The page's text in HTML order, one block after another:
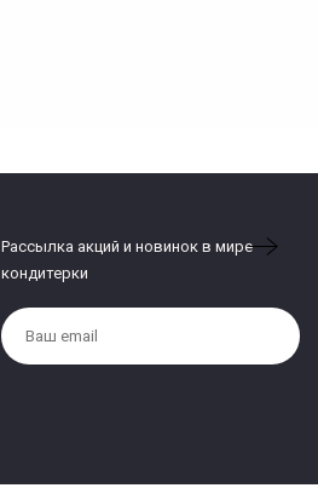
Рассылка акций и новинок в мире
кондитерки